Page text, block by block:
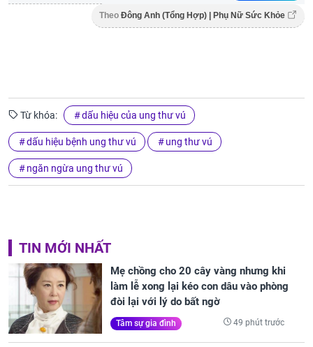
Theo Đông Anh (Tổng Hợp) | Phụ Nữ Sức Khỏe
Từ khóa: dấu hiệu của ung thư vú
dấu hiệu bệnh ung thư vú ung thư vú
ngăn ngừa ung thư vú
TIN MỚI NHẤT
Mẹ chồng cho 20 cây vàng nhưng khi
làm lễ xong lại kéo con dâu vào phòng
đòi lại với lý do bất ngờ
Tâm sự gia đình 49 phút trước